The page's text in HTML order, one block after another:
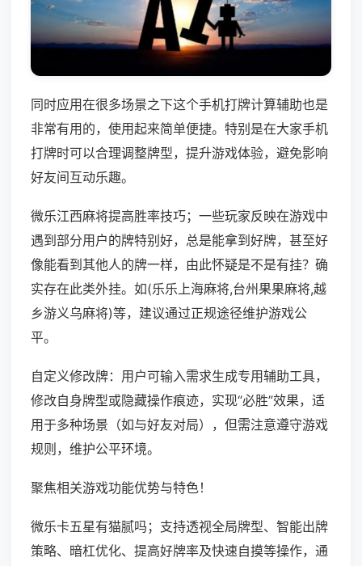
同时应用在很多场景之下这个手机打牌计算辅助也是
非常有用的，使用起来简单便捷。特别是在大家手机
打牌时可以合理调整牌型，提升游戏体验，避免影响
好友间互动乐趣。
微乐江西麻将提高胜率技巧；一些玩家反映在游戏中
遇到部分用户的牌特别好，总是能拿到好牌，甚至好
像能看到其他人的牌一样，由此怀疑是不是有挂？确
实存在此类外挂。如(乐乐上海麻将,台州果果麻将,越
乡游义乌麻将)等，建议通过正规途径维护游戏公
平。
自定义修改牌：用户可输入需求生成专用辅助工具，
修改自身牌型或隐藏操作痕迹，实现“必胜”效果，适
用于多种场景（如与好友对局），但需注意遵守游戏
规则，维护公平环境。
聚焦相关游戏功能优势与特色！
微乐卡五星有猫腻吗；支持透视全局牌型、智能出牌
策略、暗杠优化、提高好牌率及快速自摸等操作，通